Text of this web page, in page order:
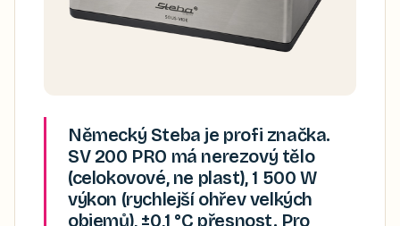
Německý Steba je profi značka.
SV 200 PRO má nerezový tělo
(celokovové, ne plast), 1 500 W
výkon (rychlejší ohřev velkých
objemů), ±0,1 °C přesnost. Pro